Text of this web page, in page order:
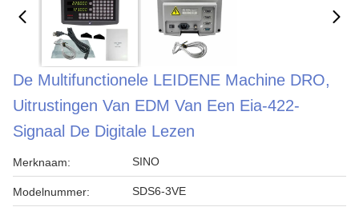
De Multifunctionele LEIDENE Machine DRO,
Uitrustingen Van EDM Van Een Eia-422-
Signaal De Digitale Lezen
Merknaam: SINO
Modelnummer: SDS6-3VE